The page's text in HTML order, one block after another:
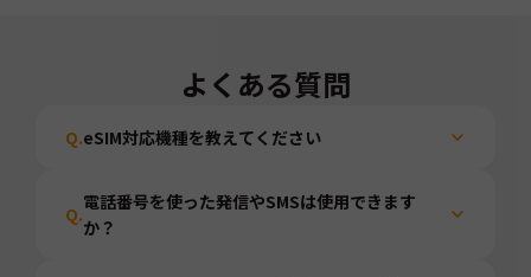
よくある質問
Q.eSIM対応機種を教えてください
Q.
電話番号を使った発信やSMSは使用できます
か？